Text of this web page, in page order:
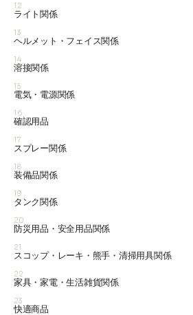
12
ライト関係
13
ヘルメット・フェイス関係
14
溶接関係
15
電気・電源関係
16
確認用品
17
スプレー関係
18
装備品関係
19
タンク関係
20
防災用品・安全用品関係
21
スコップ・レーキ・熊手・清掃用具関係
22
家具・家電・生活雑貨関係
23
快適商品